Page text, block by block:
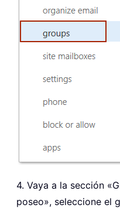
4. Vaya a la sección
poseo», seleccione el